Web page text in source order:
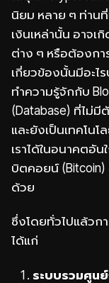
นิยม หลาย ๆ ท่าน
เงินเหล่านั้น อาจ
ต่าง ๆ หรือต้องกา
เกี่ยวข้องนั้นมีอะไ
ทำความรู้จักกับ
(Database) ที่ไม่
และยังเป็นเทคโนโ
เราได้ในอนาคตอั
บิตคอยน์
ด้วย
ซึ่งโดยทั่วไปแล้วก
ได้แก่
ระบบรวมศูน